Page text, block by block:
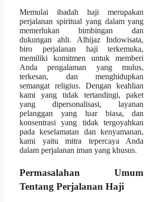
Memulai ibadah haji merupakan
perjalanan spiritual yang dalam yang
memerlukan bimbingan dan
dukungan ahli. Alhijaz Indowisata,
biro perjalanan haji terkemuka,
memiliki komitmen untuk memberi
Anda pengalaman yang mulus,
terkesan, dan menghidupkan
semangat religius. Dengan keahlian
kami yang tidak tertandingi, paket
yang dipersonalisasi, layanan
pelanggan yang luar biasa, dan
konsentrasi yang tidak tergoyahkan
pada keselamatan dan kenyamanan,
kami yaitu mitra tepercaya Anda
dalam perjalanan iman yang khusus.
Permasalahan Umum
Tentang Perjalanan Haji